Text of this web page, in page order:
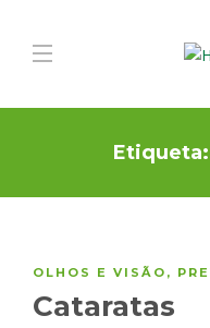
Etiqueta:
OLHOS E VISÃO ,
Cataratas